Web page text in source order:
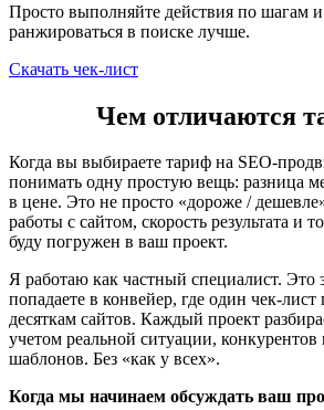
Просто выполняйте действия по шагам
ранжироваться в поиске лучше.
Скачать чек-лист
Чем отличаются
Когда вы выбираете тариф на SEO-
понимать одну простую вещь: разница
в цене. Это не просто «дороже /
работы с сайтом, скорость результата и
буду погружен в ваш проект.
Я работаю как частный специалист. Это
попадаете в конвейер, где один чек-
десяткам сайтов. Каждый проект
учетом реальной ситуации, конкурентов
шаблонов. Без «как у всех».
Когда мы начинаем обсуждать ваш